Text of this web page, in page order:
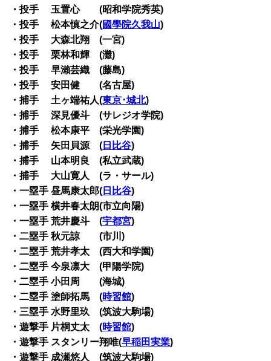
・投手 玉置心 (昭和学院秀英)
・投手 松本慎之介(國學院久我山)
・投手 大森北翔 (一宮)
・投手 栗林和輝 (灘)
・投手 早瀨芸織 (藤島)
・投手 安田健 (名古屋)
・捕手 土ヶ端祐人(東京･城北)
・捕手 深見優斗 (サレジオ学院)
・捕手 松本康平 (栄光学園)
・捕手 矢田貝源 ( 日比谷)
・捕手 山本明良 (私立武蔵)
・捕手 大山寛人 (ラ・サール)
・一塁手 昼馬康太郎( 日比谷)
・一塁手 横井春太朗(市立向陽)
・一塁手 荒井慶斗 (宇都宮)
・二塁手 秋元諒 (市川)
・二塁手 荒井孝太 (西大和学園)
・二塁手 今泉凛大 (甲陽学院)
・二塁手 小田周 (海城)
・二塁手 塗師拓馬 (時習館)
・三塁手 水野里玖 (筑波大駒場)
・遊撃手 片桐丈太 (時習館)
・遊撃手 スタンリー翔唯(早稲田実業)
・遊撃手 成瀬悠人 (筑波大駒場)